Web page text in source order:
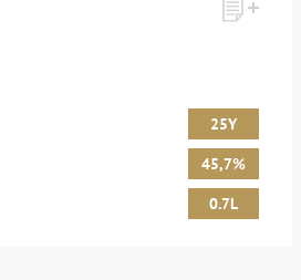
25Y
45,7%
0.7L